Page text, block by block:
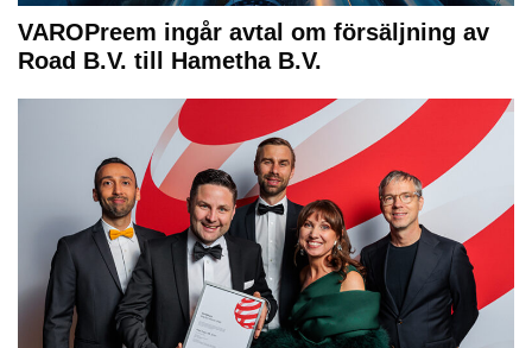
VAROPreem ingår avtal om försäljning av
Road B.V. till Hametha B.V.